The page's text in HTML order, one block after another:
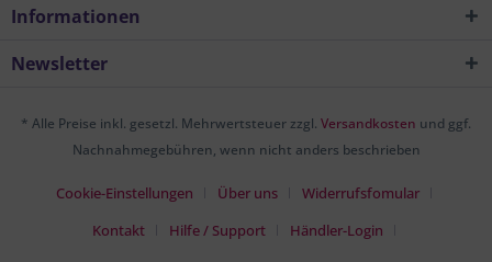
Informationen
Newsletter
* Alle Preise inkl. gesetzl. Mehrwertsteuer zzgl. Versandkosten und ggf.
Nachnahmegebühren, wenn nicht anders beschrieben
Cookie-Einstellungen Über uns
Widerrufsfomular
Kontakt
Hilfe / Support
Händler-Login